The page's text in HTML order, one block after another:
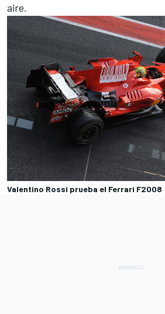
aire.
Valentino Rossi prueba el Ferrari F2008